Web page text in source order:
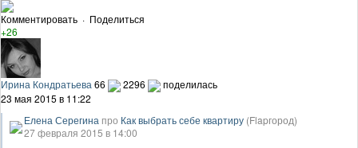
Комментировать · Поделиться
+26
Ирина Кондратьева66 2296
поделилась
23 мая 2015 в 11:22
Елена Серегина про Как выбрать себе квартиру (Flapгород)
27 февраля 2015 в 14:00